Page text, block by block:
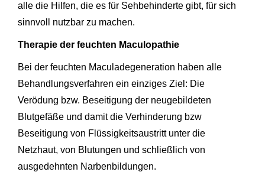
alle die Hilfen, die es für Sehbehinderte gibt, für sich
sinnvoll nutzbar zu machen.
Therapie der feuchten Maculopathie
Bei der feuchten Maculadegeneration haben alle
Behandlungsverfahren ein einziges Ziel: Die
Verödung bzw. Beseitigung der neugebildeten
Blutgefäße und damit die Verhinderung bzw
Beseitigung von Flüssigkeitsaustritt unter die
Netzhaut, von Blutungen und schließlich von
ausgedehnten Narbenbildungen.